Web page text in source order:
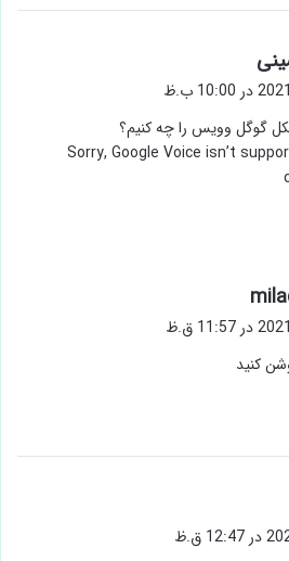
ف
:
گوگل وویس را چه کنیم؟
Sorry, Google Voice isn’t
ف
:
کنید